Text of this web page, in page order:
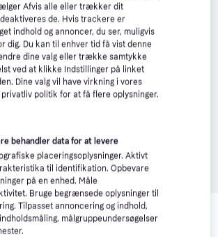
produkter
andre produkter, der matcher dine
Afvis alle eller trækker dit
de. Hvis trackere er
indhold og annoncer, du ser, muligvis
dig. Du kan til enhver tid få vist denne
dine valg eller trække samtykke
ved at klikke Indstillinger på linket
Dine valg vil have virkning i vores
privatliv politik for at få flere oplysninger.
behandler data for at levere
placeringsoplysninger. Aktivt
til identifikation. Opbevare
på en enhed. Måle
Bruge begrænsede oplysninger til
Tilpasset annoncering og indhold,
målgruppeundersøgelser